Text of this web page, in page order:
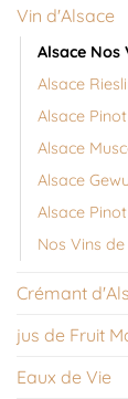
Vin d'Alsace
Alsace Nos
Alsace
Alsace
Alsace
Alsace
Alsace
Nos Vins
Crémant
jus de Fruit
Eaux de Vie